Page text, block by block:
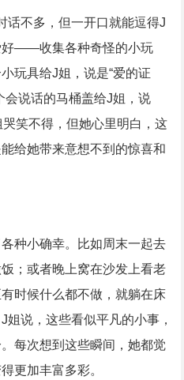
话不多，但一开口就能逗得J
好——收集各种奇怪的小玩
玩具给J姐，说是“爱的证
会说话的马桶盖给J姐，说
哭笑不得，但她心里明白，这
给她带来意想不到的惊喜和
种小确幸。比如周末一起去
；或者晚上窝在沙发上看老
时候什么都不做，就躺在床
姐说，这些看似平凡的小事，
每次想到这些瞬间，她都觉
更加丰富多彩。